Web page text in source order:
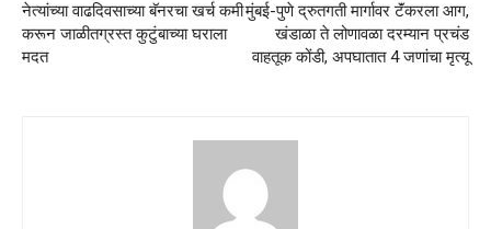
नेत्यांच्या वाढदिवसाच्या बॅनरचा खर्च कमी
करून जाळीतग्रस्त कुटुंबाच्या घराला
मदत
मुंबई-पुणे द्रुतगती मार्गावर टॅंकरला आग,
खंडाळा ते लोणावळा दरम्यान प्रचंड
वाहतूक कोंडी, अपघातात 4 जणांचा मृत्यू